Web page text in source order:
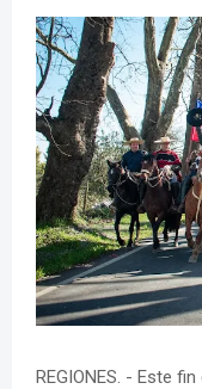
REGIONES. - Este